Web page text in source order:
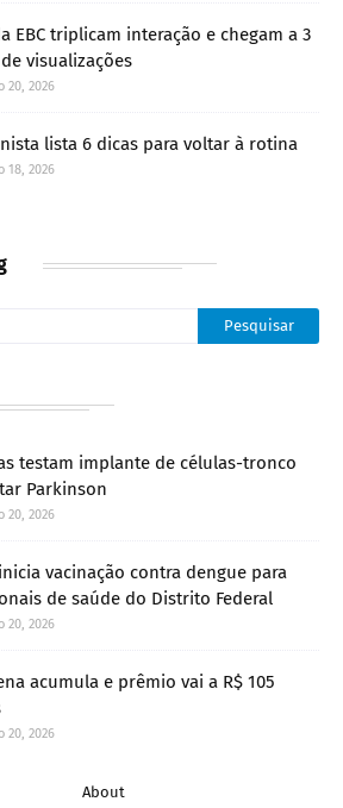
EBC triplicam interação e chegam a 3
visualizações
20, 2026
lista 6 dicas para voltar à rotina
18, 2026
testam implante de células-tronco
Parkinson
20, 2026
inicia vacinação contra dengue para
de saúde do Distrito Federal
20, 2026
acumula e prêmio vai a R$ 105
20, 2026
About